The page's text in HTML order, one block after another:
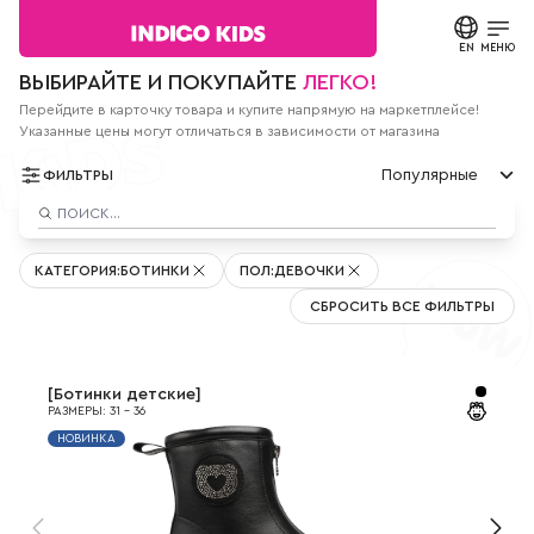
EN МЕНЮ
КАТАЛОГ
О БРЕНДЕ
НОВОСТИ
МАГАЗИНЫ
КОНТАКТЫ
сообщения
обработку
персональных
данных.
конфиденциальности
все
поля
к
заполнению
ВЫБИРАЙТЕ И ПОКУПАЙТЕ ЛЕГКО!
Перейдите в карточку товара и купите напрямую на маркетплейсе!
Указанные цены могут отличаться в зависимости от магазина
ФИЛЬТРЫ Популярные
По цене мин
КАТЕГОРИЯ:БОТИНКИ ПОЛ:ДЕВОЧКИ
СБРОСИТЬ ВСЕ ФИЛЬТРЫ
[ Ботинки детские]
РАЗМЕРЫ : 31 - 36
НОВИНКА